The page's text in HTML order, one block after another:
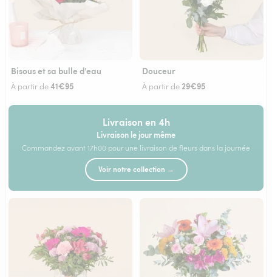
Bisous et sa bulle d'eau
À partir de41€95
Douceur
À partir de 29€95
Livraison en 4h
Livraison le jour même
Commandez avant 17h00 pour une livraison de fleurs dans la journée
Voir notre collection →